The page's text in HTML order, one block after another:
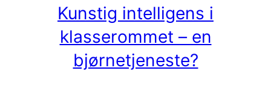
Kunstig intelligens i
klasserommet – en
bjørnetjeneste?